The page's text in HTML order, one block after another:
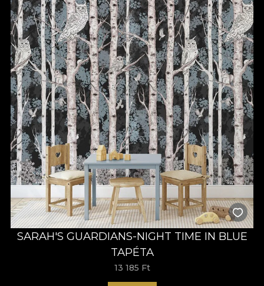
SARAH'S GUARDIANS-NIGHT TIME IN BLUE
TAPÉTA
13 185 Ft